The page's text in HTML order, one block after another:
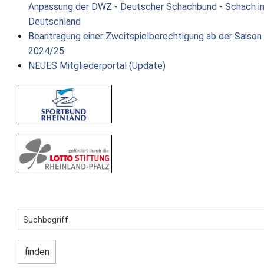
Anpassung der DWZ - Deutscher Schachbund - Schach in
Deutschland
Beantragung einer Zweitspielberechtigung ab der Saison
2024/25
NEUES Mitgliederportal (Update)